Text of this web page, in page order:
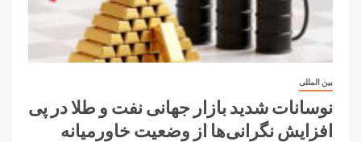
بین المللی
نوسانات شدید بازار جهانی نفت و طلا در پی
افزایش نگرانی‌ها از وضعیت خاورمیانه